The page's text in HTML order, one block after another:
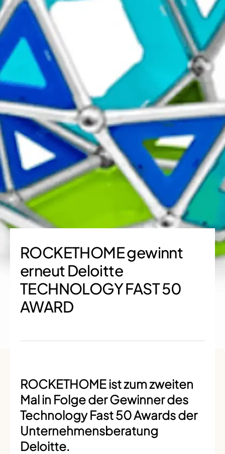
ROCKETHOME gewinnt
erneut Deloitte
TECHNOLOGY FAST 50
AWARD
ROCKETHOME ist zum zweiten
Mal in Folge der Gewinner des
Technology Fast 50 Awardsder
Unternehmensberatung
Deloitte.